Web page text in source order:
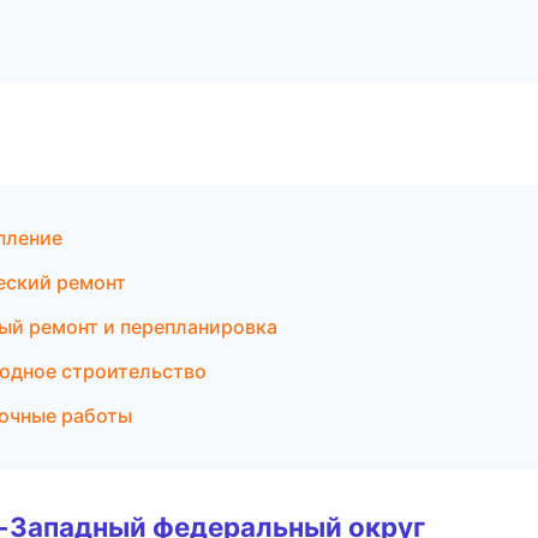
ремонт
ремонт и перепланировка
строительство
работы
федеральный округ